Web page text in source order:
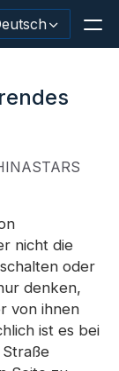
nicht die
oder
denken,
von ihnen
ist es bei